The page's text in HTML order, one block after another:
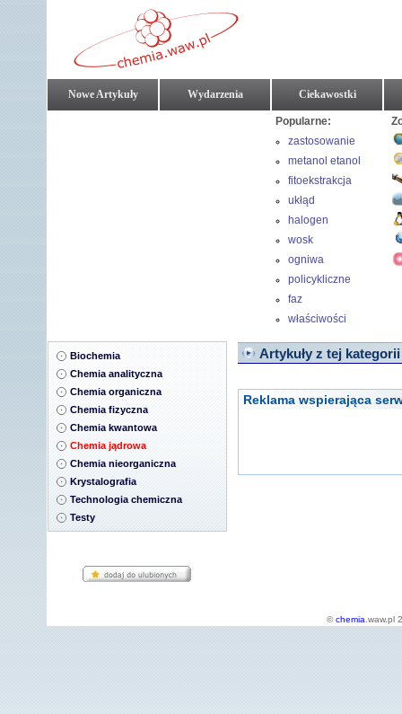
Nowe Artykuły Wydarzenia Ciekawostki
Popularne:
zastosowanie
chemi
metanol etanol
fitoekstrakcja
ukłąd
halogen
wosk
ogniwa
policykliczne
związki
aromatyczne
faz
właściwości
Biochemia
Chemia analityczna
Chemia organiczna
Chemia fizyczna
Chemia kwantowa
Chemia jądrowa
Chemia nieorganiczna
Krystalografia
Technologia chemiczna
Testy
Artykuły z tej kategorii
Reklama wspierająca
©chemia .waw.pl